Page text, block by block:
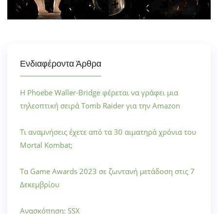
Ενδιαφέροντα Άρθρα
Η Phoebe Waller-Bridge φέρεται να γράφει μια
τηλεοπτική σειρά Tomb Raider για την Amazon
Τι αναμνήσεις έχετε από τα 30 αιματηρά χρόνια του
Mortal Kombat;
Τα Game Awards 2023 σε ζωντανή μετάδοση στις 7
Δεκεμβρίου
Ανασκόπηση: SSX